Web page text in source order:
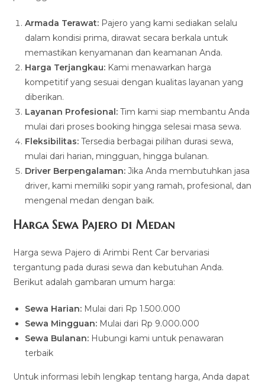
Armada Terawat: Pajero yang kami sediakan selalu
dalam kondisi prima, dirawat secara berkala untuk
memastikan kenyamanan dan keamanan Anda.
Harga Terjangkau: Kami menawarkan harga
kompetitif yang sesuai dengan kualitas layanan yang
diberikan.
Layanan Profesional: Tim kami siap membantu Anda
mulai dari proses booking hingga selesai masa sewa.
Fleksibilitas: Tersedia berbagai pilihan durasi sewa,
mulai dari harian, mingguan, hingga bulanan.
Driver Berpengalaman: Jika Anda membutuhkan jasa
driver, kami memiliki sopir yang ramah, profesional, dan
mengenal medan dengan baik.
Harga Sewa Pajero di Medan
Harga sewa Pajero di Arimbi Rent Car bervariasi
tergantung pada durasi sewa dan kebutuhan Anda.
Berikut adalah gambaran umum harga:
Sewa Harian: Mulai dari Rp 1.500.000
Sewa Mingguan: Mulai dari Rp 9.000.000
Sewa Bulanan: Hubungi kami untuk penawaran
terbaik
Untuk informasi lebih lengkap tentang harga, Anda dapat